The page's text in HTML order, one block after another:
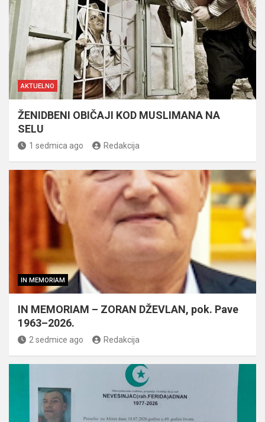
AKTUELNO
ŽENIDBENI OBIČAJI KOD MUSLIMANA NA
SELU
1 sedmica ago Redakcija
IN MEMORIAM
IN MEMORIAM – ZORAN DŽEVLAN, pok. Pave
1963–2026.
2 sedmice ago Redakcija